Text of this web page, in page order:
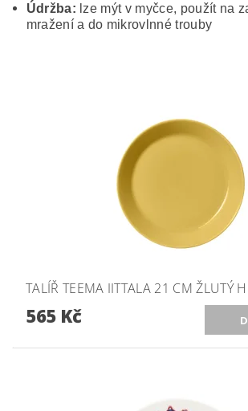
Údržba: lze mýt v myčce, použít na
mražení a do mikrovlnné trouby
TALÍŘ TEEMA IITTALA 21 CM ŽLUTÝ
565 Kč